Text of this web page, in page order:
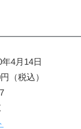
年4月14日
（税込）